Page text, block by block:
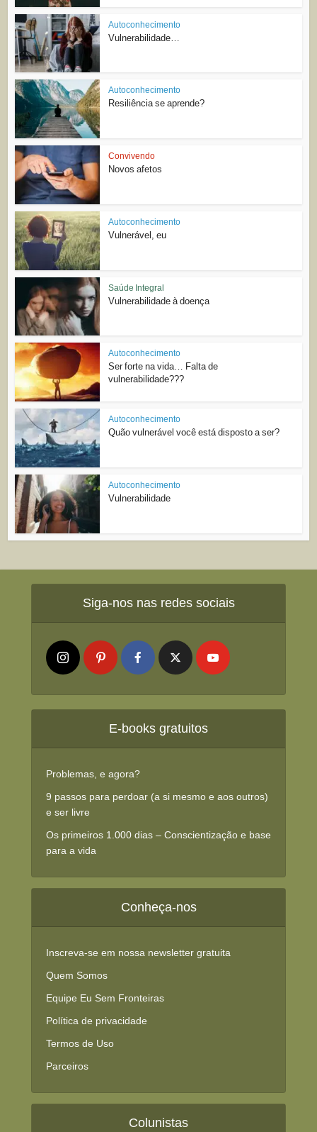
Autoconhecimento
Vulnerabilidade…
Autoconhecimento
Resiliência se aprende?
Convivendo
Novos afetos
Autoconhecimento
Vulnerável, eu
Saúde Integral
Vulnerabilidade à doença
Autoconhecimento
Ser forte na vida… Falta de
vulnerabilidade???
Autoconhecimento
Quão vulnerável você está disposto a ser?
Autoconhecimento
Vulnerabilidade
Siga-nos nas redes sociais
E-books gratuitos
Problemas, e agora?
9 passos para perdoar (a si mesmo e aos outros)
e ser livre
Os primeiros 1.000 dias – Conscientização e base
para a vida
Conheça-nos
Inscreva-se em nossa newsletter gratuita
Quem Somos
Equipe Eu Sem Fronteiras
Política de privacidade
Termos de Uso
Parceiros
Colunistas